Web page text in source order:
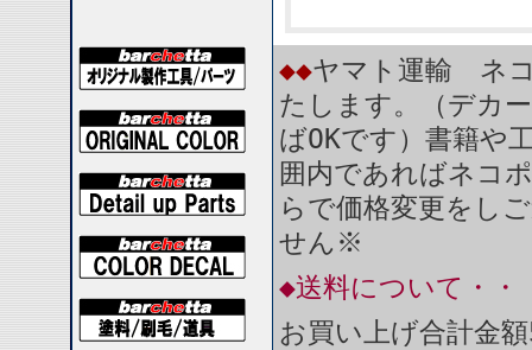
◆◆ヤマト運輸 ネ
たします。（デカ
ばOKです）書籍や
囲内であればネコ
らで価格変更をし
せん※
◆送料について・・
お買い上げ合計金